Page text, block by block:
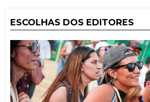
ESCOLHAS DOS EDITORES